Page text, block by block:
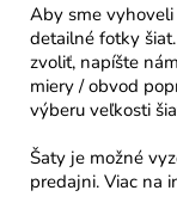
Aby sme
detailné fotky
zvoliť, napíšte
miery / obvod
výberu veľkosti
Šaty je možné
predajni. Viac na